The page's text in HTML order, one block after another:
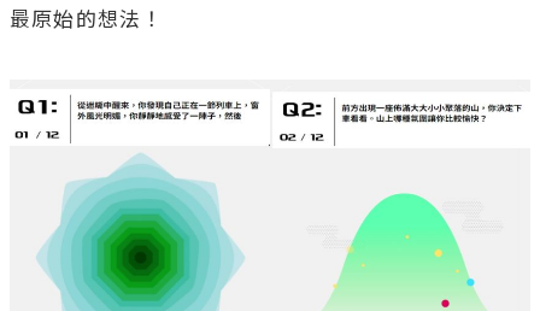
最原始的想法！